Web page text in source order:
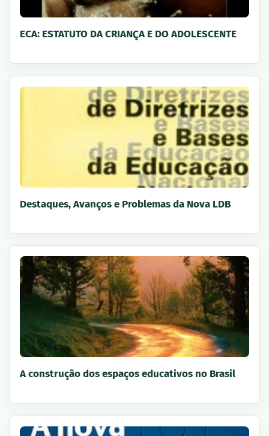
ECA: ESTATUTO DA CRIANÇA E DO ADOLESCENTE
Destaques, Avanços e Problemas da Nova LDB
A construção dos espaços educativos no Brasil